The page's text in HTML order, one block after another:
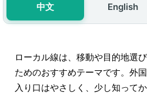
中文 English
ローカル線は、移動や目的地選
ためのおすすめテーマです。外
入り口はやさしく、少し知って